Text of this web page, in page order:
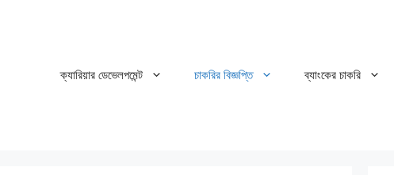
ক্যারিয়ার ডেভেলপমেন্ট চাকরির বিজ্ঞপ্তি ব্যাংকের চাকরি